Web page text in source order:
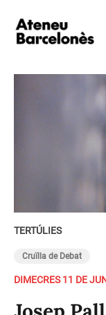
TERTÚLIES
Cruïlla de Debat
DIMECRES 11 DE